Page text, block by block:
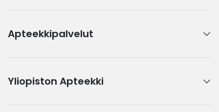
Apteekkipalvelut
Yliopiston Apteekki